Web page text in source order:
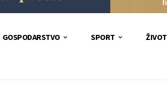
GOSPODARSTVO SPORT ŽIVOT